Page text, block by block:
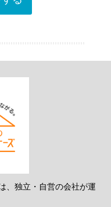
、独立・自営の会社が運